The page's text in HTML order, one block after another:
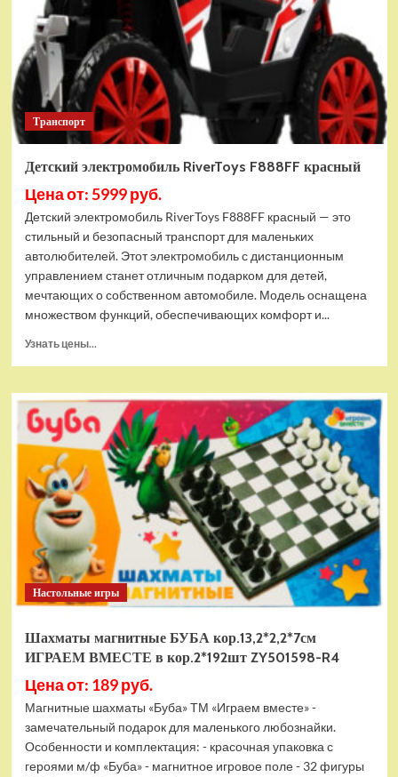
Транспорт
Детский электромобиль RiverToys F888FF красный
Цена от: 5999 руб.
Детский электромобиль RiverToys F888FF красный — это
стильный и безопасный транспорт для маленьких
автолюбителей. Этот электромобиль с дистанционным
управлением станет отличным подарком для детей,
мечтающих о собственном автомобиле. Модель оснащена
множеством функций, обеспечивающих комфорт и...
Узнать цены...
Детский
электромобиль
RiverToys
F888FF
красный
Настольные игры
Шахматы магнитные БУБА кор.13,2*2,2*7см
ИГРАЕМ ВМЕСТЕ в кор.2*192шт ZY501598-R4
Цена от: 189 руб.
Магнитные шахматы «Буба» ТМ «Играем вместе» -
замечательный подарок для маленького любознайки.
Особенности и комплектация: - красочная упаковка с
героями м/ф «Буба» - магнитное игровое поле - 32 фигуры